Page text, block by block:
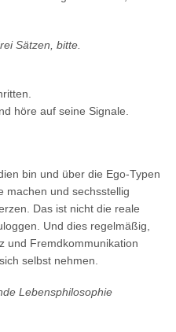
Sätzen, bitte.
höre auf seine Signale.
bin und über die Ego-Typen
machen und sechsstellig
Das ist nicht die reale
Und dies regelmäßig,
und Fremdkommunikation
selbst nehmen.
Lebensphilosophie